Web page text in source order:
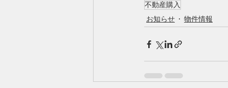
不動産購入
お知らせ
物件情報